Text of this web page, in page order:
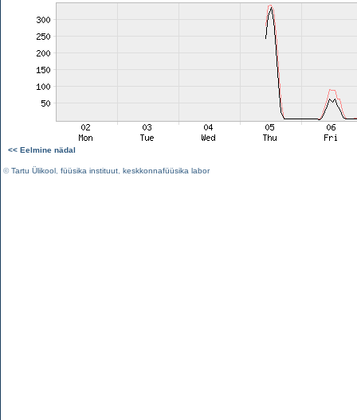
<< Eelmine nädal
©Tartu Ülikool füüsika instituut keskkonnafüüsika labor